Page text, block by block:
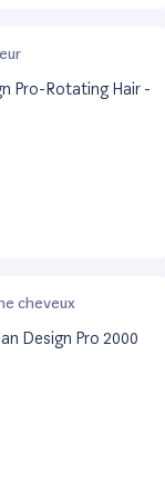
Pro-Rotating Hair -
cheveux
Design Pro 2000